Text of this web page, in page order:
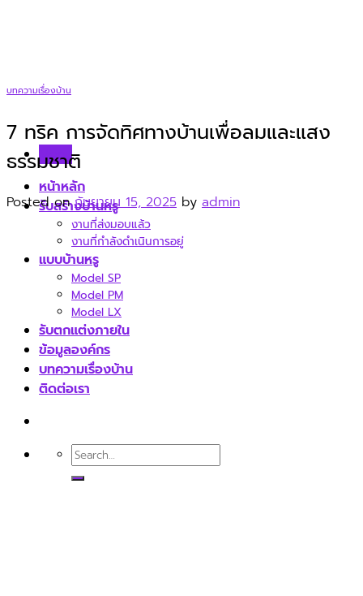
Menu
หน้าหลัก
รับสร้างบ้านหรู
งานที่ส่งมอบแล้ว
งานที่กำลังดำเนินการอยู่
แบบบ้านหรู
Model SP
Model PM
Model LX
รับตกแต่งภายใน
ข้อมูลองค์กร
บทความเรื่องบ้าน
ติดต่อเรา
บทความเรื่องบ้าน
7 ทริค การจัดทิศทางบ้านเพื่อลมและแสง
ธรรมชาติ
Posted onกันยายน 15, 2025 by admin